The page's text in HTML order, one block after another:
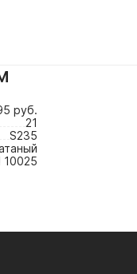
руб.
21
S235
10025